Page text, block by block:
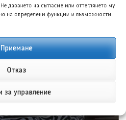
даването на съгласие или оттеглянето му
на определени функции и възможности.
Приемане
Отказ
за управление